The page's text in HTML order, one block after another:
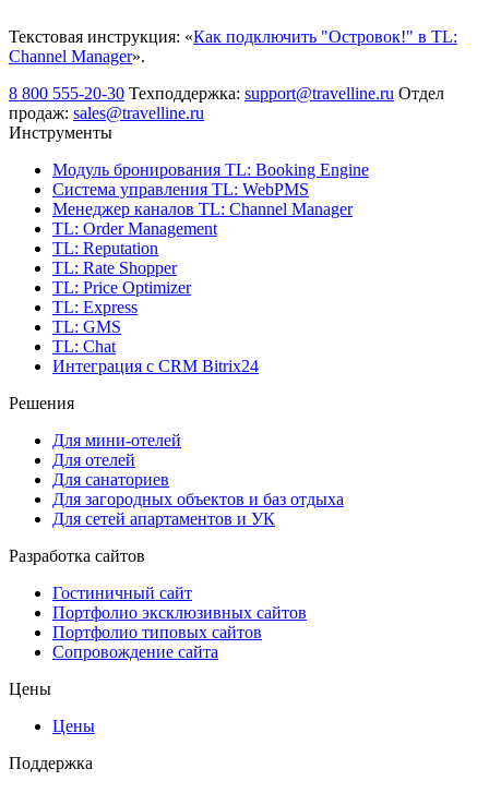
Текстовая инструкция: «Как подключить "Островок!" в TL:
Channel Manager».
8 800 555-20-30 Техподдержка: support@travelline.ru Отдел
продаж: sales@travelline.ru
Инструменты
Модуль бронирования TL: Booking Engine
Система управления TL: WebPMS
Менеджер каналов TL: Channel Manager
TL: Order Management
TL: Reputation
TL: Rate Shopper
TL: Price Optimizer
TL: Express
TL: GMS
TL: Chat
Интеграция с CRM Bitrix24
Решения
Для мини-отелей
Для отелей
Для санаториев
Для загородных объектов и баз отдыха
Для сетей апартаментов и УК
Разработка сайтов
Гостиничный сайт
Портфолио эксклюзивных сайтов
Портфолио типовых сайтов
Сопровождение сайта
Цены
Цены
Поддержка